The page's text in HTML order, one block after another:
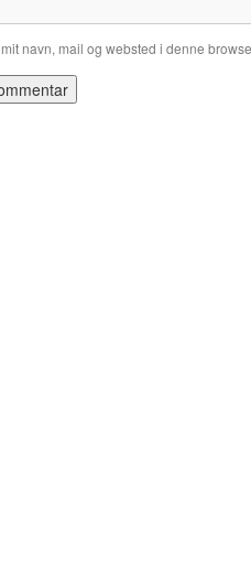
navn, mail og websted i denne